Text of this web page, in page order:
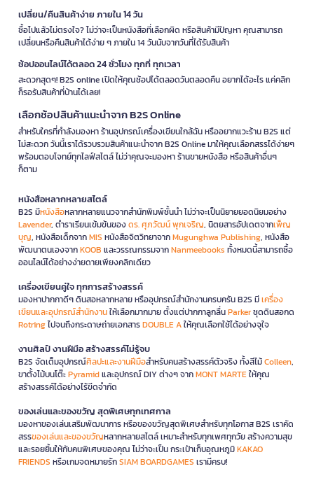
เปลี่ยน/คืนสินค้าง่าย ภายใน 14 วัน
ซื้อไปแล้วไม่ตรงใจ? ไม่ว่าจะเป็นหนังสือที่เลือกผิด หรือสินค้ามีปัญหา คุณสามารถ
เปลี่ยนหรือคืนสินค้าได้ง่าย ๆ ภายใน 14 วันนับจากวันที่ได้รับสินค้า
ช้อปออนไลน์ได้ตลอด 24 ชั่วโมง ทุกที่ ทุกเวลา
สะดวกสุดๆ! B2S online เปิดให้คุณช้อปได้ตลอดวันตลอดคืน อยากได้อะไร แค่คลิก
ก็รอรับสินค้าที่บ้านได้เลย!
เลือกช้อปสินค้าแนะนำจาก B2S Online
สำหรับใครที่กำลังมองหา ร้านอุปกรณ์เครื่องเขียนใกล้ฉัน หรืออยากแวะร้าน B2S แต่
ไม่สะดวก วันนี้เราได้รวบรวมสินค้าแนะนำจาก B2S Online มาให้คุณเลือกสรรได้ง่ายๆ
พร้อมตอบโจทย์ทุกไลฟ์สไตล์ ไม่ว่าคุณจะมองหา ร้านขายหนังสือ หรือสินค้าอื่นๆ
ก็ตาม
หนังสือหลากหลายสไตล์
B2S มีหนังสือหลากหลายแนวจากสำนักพิมพ์ชั้นนำ ไม่ว่าจะเป็นนิยายยอดนิยมอย่าง
Lavender, ตำราเรียนเข้มข้นของดร. ศุภวัฒน์ พุกเจริญ, นิตยสารอัปเดตจากเพ็ญ
บุญ, หนังสือเด็กจากMIS หนังสือจิตวิทยาจากMugunghwa Publishing, หนังสือ
พัฒนาตนเองจากKOOB และวรรณกรรมจากNanmeebooks ทั้งหมดนี้สามารถซื้อ
ออนไลน์ได้อย่างง่ายดายเพียงคลิกเดียว
เครื่องเขียนคู่ใจ ทุกการสร้างสรรค์
มองหาปากกาดีๆ ดินสอหลากหลาย หรืออุปกรณ์สำนักงานครบครัน B2S มีเครื่อง
เขียนและอุปกรณ์สำนักงานให้เลือกมากมาย ตั้งแต่ปากกาลูกลื่นParkerชุดดินสอกด
Rotringไปจนถึงกระดาษถ่ายเอกสารDOUBLE Aให้คุณเลือกใช้ได้อย่างจุใจ
งานศิลป์ งานฝีมือ สร้างสรรค์ไม่รู้จบ
B2S จัดเต็มอุปกรณ์ศิลปะและงานฝีมือสำหรับคนสร้างสรรค์ตัวจริง ทั้งสีไม้Colleen,
ขาตั้งไม้บนโต๊ะPyramidและอุปกรณ์ DIY ต่างๆ จากMONT MARTEให้คุณ
สร้างสรรค์ได้อย่างไร้ขีดจำกัด
ของเล่นและของขวัญ สุดพิเศษทุกเทศกาล
มองหาของเล่นเสริมพัฒนาการ หรือของขวัญสุดพิเศษสำหรับทุกโอกาส B2S เราคัด
สรรของเล่นและของขวัญหลากหลายสไตล์ เหมาะสำหรับทุกเพศทุกวัย สร้างความสุข
และรอยยิ้มให้กับคนพิเศษของคุณ ไม่ว่าจะเป็น กระเป๋าเก็บอุณหภูมิKAKAO
FRIENDS หรือเกมจดหมายรักSIAM BOARDGAMES เรามีครบ!